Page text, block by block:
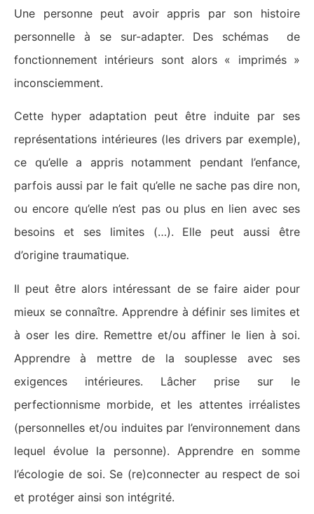
Une personne peut avoir appris par son histoire
personnelle à se sur-adapter. Des schémas de
fonctionnement intérieurs sont alors « imprimés »
inconsciemment.
Cette hyper adaptation peut être induite par ses
représentations intérieures (les drivers par exemple),
ce qu’elle a appris notamment pendant l’enfance,
parfois aussi par le fait qu’elle ne sache pas dire non,
ou encore qu’elle n’est pas ou plus en lien avec ses
besoins et ses limites (…). Elle peut aussi être
d’origine traumatique.
Il peut être alors intéressant de se faire aider pour
mieux se connaître. Apprendre à définir ses limites et
à oser les dire. Remettre et/ou affiner le lien à soi.
Apprendre à mettre de la souplesse avec ses
exigences intérieures. Lâcher prise sur le
perfectionnisme morbide, et les attentes irréalistes
(personnelles et/ou induites par l’environnement dans
lequel évolue la personne). Apprendre en somme
l’écologie de soi. Se (re)connecter au respect de soi
et protéger ainsi son intégrité.